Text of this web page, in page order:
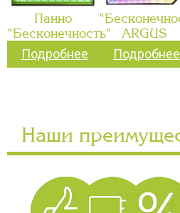
Панно
"Бесконечность"
Подробнее
ARGUS
Подробнее
Наши